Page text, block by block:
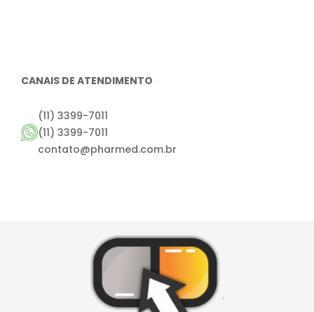
CANAIS DE ATENDIMENTO
(11) 3399-7011
(11) 3399-7011
contato@pharmed.com.br